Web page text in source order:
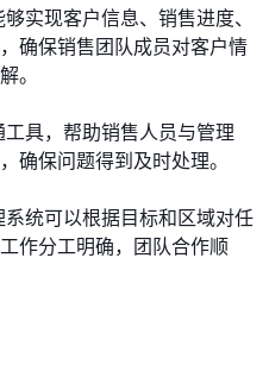
实现客户信息、销售进度、
确保销售团队成员对客户情
。
具，帮助销售人员与管理
确保问题得到及时处理。
系统可以根据目标和区域对任
作分工明确，团队合作顺